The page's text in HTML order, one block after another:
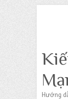
Hướng